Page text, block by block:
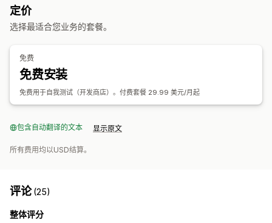
运费折扣
编辑器工具
定价
选择最适合您业务的套餐。
免费
免费安装
免费用于自我测试（开发商店）。付费套餐 29.99 美元/月起
包含自动翻译的文本 显示原文
所有费用均以USD结算。
评论(25)
整体评分